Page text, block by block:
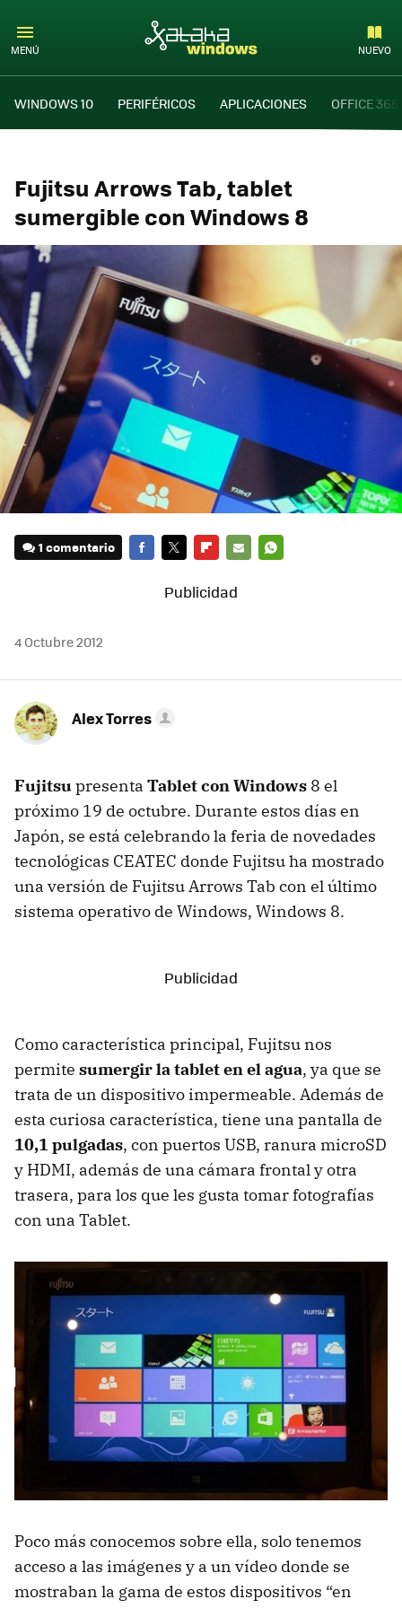
MENÚ NUEVO
WINDOWS 10 PERIFÉRICOS APLICACIONES OFFICE 365
Fujitsu Arrows Tab, tablet
sumergible con Windows 8
1 comentario
MAIL
4 Octubre 2012
Alex Torres
Fujitsupresenta Tablet con Windows 8 el
próximo 19 de octubre. Durante estos días en
Japón, se está celebrando la feria de novedades
tecnológicas CEATEC donde Fujitsu ha mostrado
una versión de Fujitsu Arrows Tab con el último
sistema operativo de Windows, Windows 8.
Como característica principal, Fujitsu nos
permite sumergir la tablet en el agua, ya que se
trata de un dispositivo impermeable. Además de
esta curiosa característica, tiene una pantalla de
10,1 pulgadas, con puertos USB, ranura microSD
y HDMI, además de una cámara frontal y otra
trasera, para los que les gusta tomar fotografías
con una Tablet.
Poco más conocemos sobre ella, solo tenemos
acceso a las imágenes y a un vídeo donde se
mostraban la gama de estos dispositivos “en